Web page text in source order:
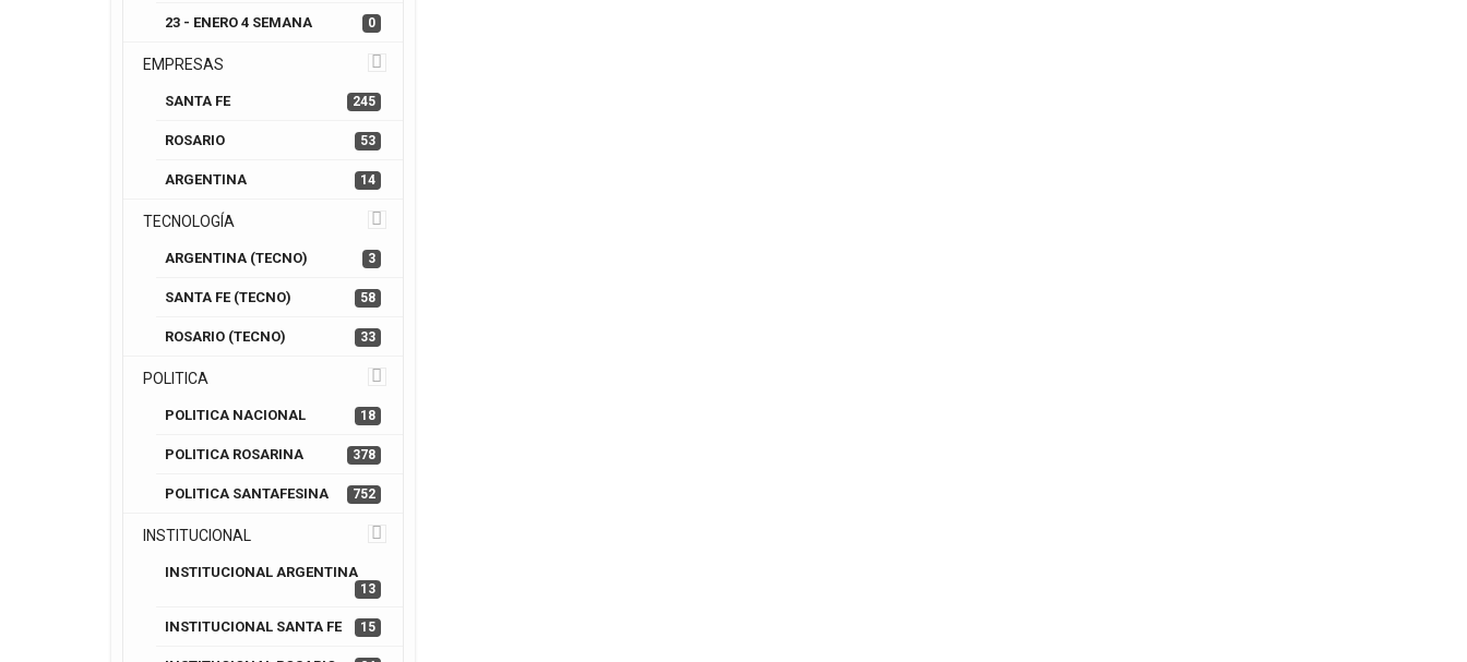
23 - ENERO 4 SEMANA 0
EMPRESAS
SANTA FE 245
ROSARIO 53
ARGENTINA 14
TECNOLOGÍA
ARGENTINA (TECNO) 3
SANTA FE (TECNO) 58
ROSARIO (TECNO) 33
POLITICA
POLITICA NACIONAL 18
POLITICA ROSARINA 378
POLITICA SANTAFESINA 752
INSTITUCIONAL
INSTITUCIONAL ARGENTINA
13
INSTITUCIONAL SANTA FE 15